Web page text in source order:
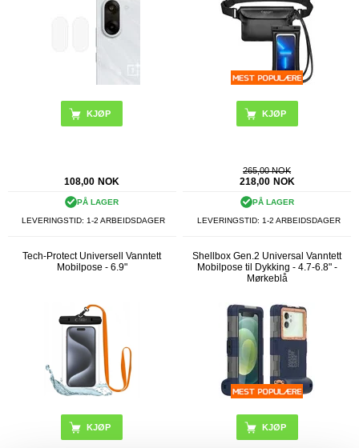
108,00 NOK
PÅ LAGER
LEVERINGSTID: 1-2 ARBEIDSDAGER
265,00 NOK
218,00 NOK
PÅ LAGER
LEVERINGSTID: 1-2 ARBEIDSDAGER
Tech-Protect Universell Vanntett
Mobilpose - 6.9"
KJØP
Shellbox Gen.2 Universal Vanntett
Mobilpose til Dykking - 4.7-6.8" -
Mørkeblå